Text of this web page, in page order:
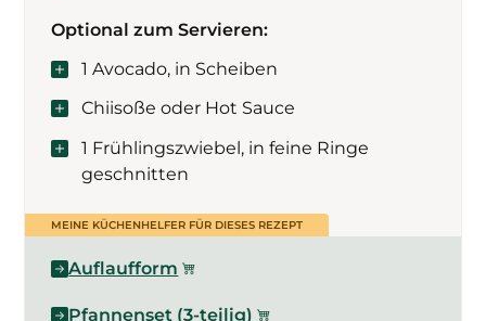
Optional zum Servieren:
1 Avocado, in Scheiben
Chiisoße oder Hot Sauce
1 Frühlingszwiebel, in feine Ringe
geschnitten
MEINE KÜCHENHELFER FÜR DIESES REZEPT
Auflaufform
Pfannenset (3-teilig)